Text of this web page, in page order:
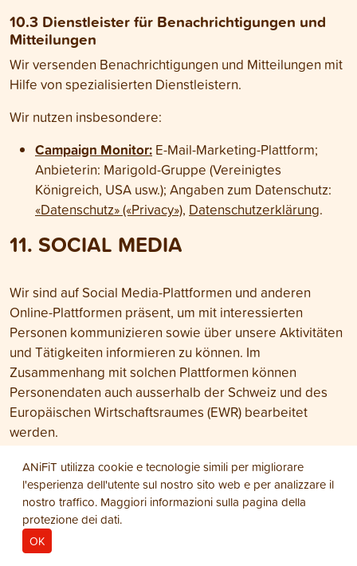
10.3 Dienst­leister für Benach­richti­gungen und
Mit­teilungen
Wir versenden Benach­richti­gungen und Mit­teilungen mit
Hilfe von spezialisierten Dienst­leistern.
Wir nutzen insbesondere:
Campaign Monitor: E-Mail-Marketing-Plattform;
Anbieterin: Marigold-Gruppe (Vereinigtes
Königreich, USA usw.); Angaben zum Datenschutz:
«Datenschutz» («Privacy»), Datenschutzerklärung.
11. SOCIAL MEDIA
Wir sind auf Social Media-Plattformen und anderen
Online-Plattformen präsent, um mit interessierten
Personen kommunizieren sowie über unsere Aktivitäten
und Tätigkeiten informieren zu können. Im
Zusammenhang mit solchen Plattformen können
Personendaten auch ausserhalb der Schweiz und des
Europäischen Wirtschaftsraumes (EWR) bearbeitet
werden.
Es gelten jeweils auch die Allgemeinen
Geschäftsbedingungen (AGB) und
Nutzungsbedingungen sowie Datenschutzerklärungen
und sonstigen Bestimmungen der einzelnen Betreiber
solcher Plattformen. Diese Bestimmungen informieren
ANiFiT utilizza cookie e tecnologie simili per migliorare
l'esperienza dell'utente sul nostro sito web e per analizzare il
nostro traffico. Maggiori informazioni sulla pagina della
protezione dei dati.
OK